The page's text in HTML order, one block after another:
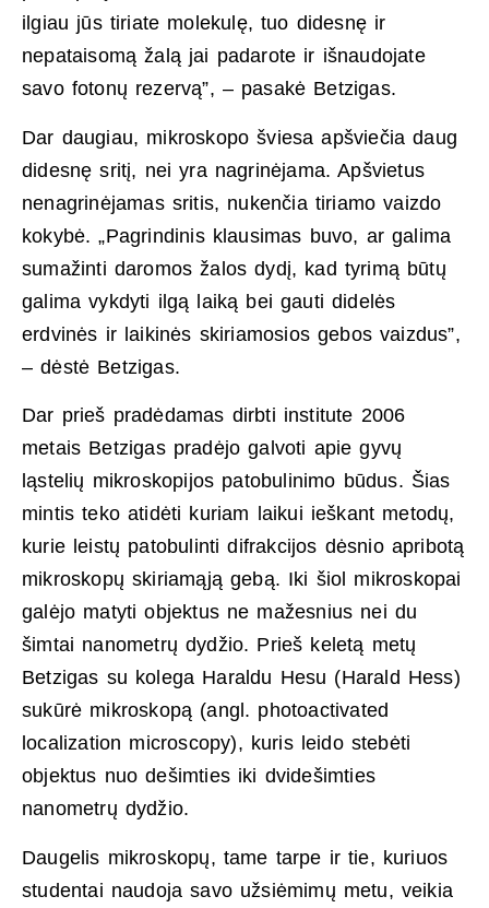
ilgiau jūs tiriate molekulę, tuo didesnę ir
nepataisomą žalą jai padarote ir išnaudojate
savo fotonų rezervą”, – pasakė Betzigas.
Dar daugiau, mikroskopo šviesa apšviečia daug
didesnę sritį, nei yra nagrinėjama. Apšvietus
nenagrinėjamas sritis, nukenčia tiriamo vaizdo
kokybė. „Pagrindinis klausimas buvo, ar galima
sumažinti daromos žalos dydį, kad tyrimą būtų
galima vykdyti ilgą laiką bei gauti didelės
erdvinės ir laikinės skiriamosios gebos vaizdus”,
– dėstė Betzigas.
Dar prieš pradėdamas dirbti institute 2006
metais Betzigas pradėjo galvoti apie gyvų
ląstelių mikroskopijos patobulinimo būdus. Šias
mintis teko atidėti kuriam laikui ieškant metodų,
kurie leistų patobulinti difrakcijos dėsnio apribotą
mikroskopų skiriamąją gebą. Iki šiol mikroskopai
galėjo matyti objektus ne mažesnius nei du
šimtai nanometrų dydžio. Prieš keletą metų
Betzigas su kolega Haraldu Hesu (Harald Hess)
sukūrė mikroskopą (angl. photoactivated
localization microscopy), kuris leido stebėti
objektus nuo dešimties iki dvidešimties
nanometrų dydžio.
Daugelis mikroskopų, tame tarpe ir tie, kuriuos
studentai naudoja savo užsiėmimų metu, veikia